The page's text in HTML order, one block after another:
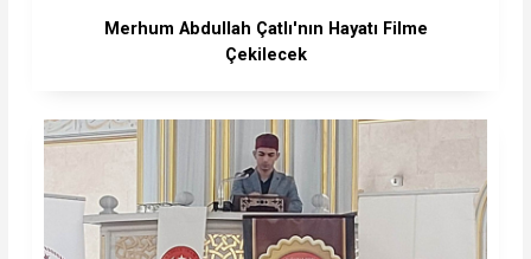
Merhum Abdullah Çatlı'nın Hayatı Filme
Çekilecek